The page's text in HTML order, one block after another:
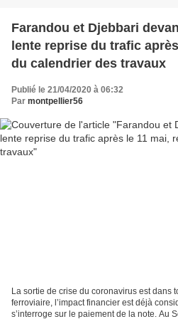
Farandou et Djebbari
lente reprise du trafic
du calendrier des travaux
Publié le 21/04/2020 à 06:32
Par montpellier56
La sortie de crise du coronavirus est dans
ferroviaire, l’impact financier est déjà
s’interroge sur le paiement de la note. Au